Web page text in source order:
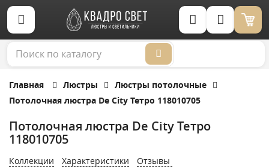
Корзина (0)
Главная Люстры
Люстры потолочные
Потолочная люстра De City Тетро 118010705
Потолочная люстра De City Тетро
118010705
Коллекции Характеристики Отзывы